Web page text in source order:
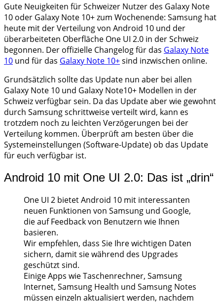
Gute Neuigkeiten für Schweizer Nutzer des Galaxy Note
10 oder Galaxy Note 10+ zum Wochenende: Samsung hat
heute mit der Verteilung von Android 10 und der
überarbeiteten Oberfläche One UI 2.0 in der Schweiz
begonnen. Der offizielle Changelog für das Galaxy Note
10 und für das Galaxy Note 10+sind inzwischen online.
Grundsätzlich sollte das Update nun aber bei allen
Galaxy Note 10 und Galaxy Note10+ Modellen in der
Schweiz verfügbar sein. Da das Update aber wie gewohnt
durch Samsung schrittweise verteilt wird, kann es
trotzdem noch zu leichten Verzögerungen bei der
Verteilung kommen. Überprüft am besten über die
Systemeinstellungen (Software-Update) ob das Update
für euch verfügbar ist.
Android 10 mit One UI 2.0: Das ist „drin“
One UI 2 bietet Android 10 mit interessanten
neuen Funktionen von Samsung und Google,
die auf Feedback von Benutzern wie Ihnen
basieren.
Wir empfehlen, dass Sie Ihre wichtigen Daten
sichern, damit sie während des Upgrades
geschützt sind.
Einige Apps wie Taschenrechner, Samsung
Internet, Samsung Health und Samsung Notes
müssen einzeln aktualisiert werden, nachdem